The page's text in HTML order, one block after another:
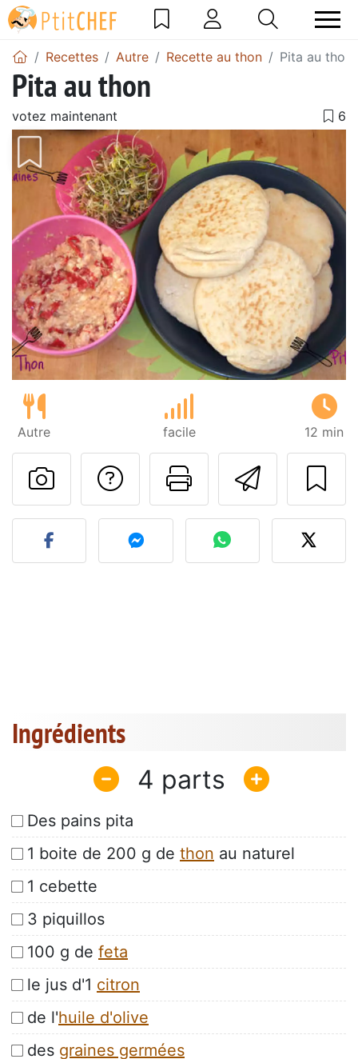
Recettes Autre Recette au thon Pita au thon
Pita au thon
votez maintenant
Autre facile 12 min
Imprimer
Poser une
Publier votre photo de
Ingrédients
4
Des pains pita
1 boite de 200 g de thon au naturel
1 cebette
3 piquillos
100 g de feta
le jus d'1 citron
de l'huile d'olive
des graines germées